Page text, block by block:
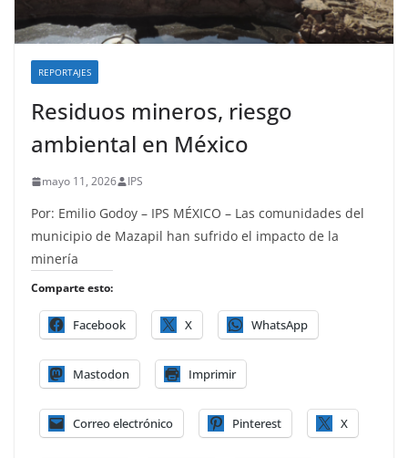
REPORTAJES
Residuos mineros, riesgo
ambiental en México
mayo 11, 2026 IPS
Por: Emilio Godoy – IPS MÉXICO – Las comunidades del
municipio de Mazapil han sufrido el impacto de la
minería
Comparte esto:
Facebook X WhatsApp
Mastodon Imprimir
Correo electrónico Pinterest X